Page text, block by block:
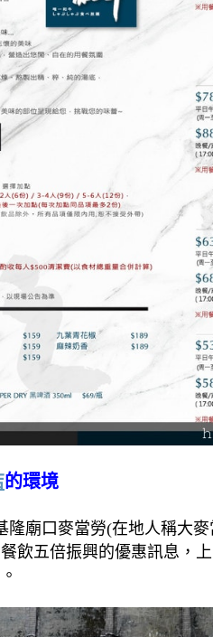
的環境
隆廟口麥當勞(在地人稱大
飲五倍振興的優惠訊息，